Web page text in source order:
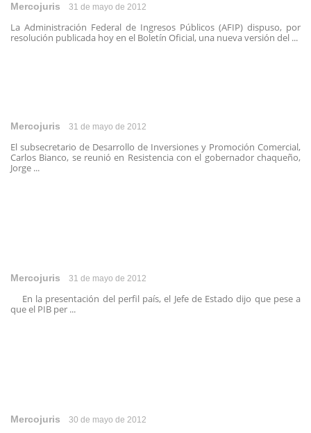
Mercojuris 31 de mayo de 2012
La Administración Federal de Ingresos Públicos (AFIP) dispuso, por
resolución publicada hoy en el Boletín Oficial, una nueva versión del ...
Mercojuris 31 de mayo de 2012
El subsecretario de Desarrollo de Inversiones y Promoción Comercial,
Carlos Bianco, se reunió en Resistencia con el gobernador chaqueño,
Jorge ...
Mercojuris 31 de mayo de 2012
En la presentación del perfil país, el Jefe de Estado dijo que pese a
que el PIB per ...
Mercojuris 30 de mayo de 2012